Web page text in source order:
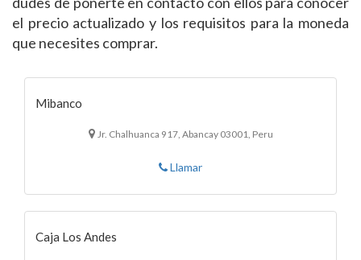
el precio actualizado y los requisitos para la moneda
que necesites comprar.
Mibanco
Jr. Chalhuanca 917, Abancay 03001, Peru
Llamar
Caja Los Andes